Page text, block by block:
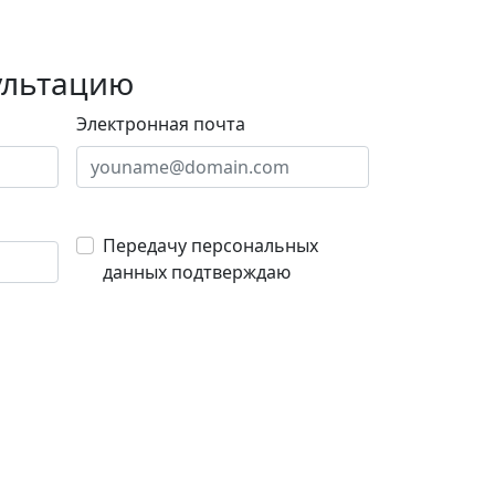
Электронная почта
Передачу персональных
данных подтверждаю